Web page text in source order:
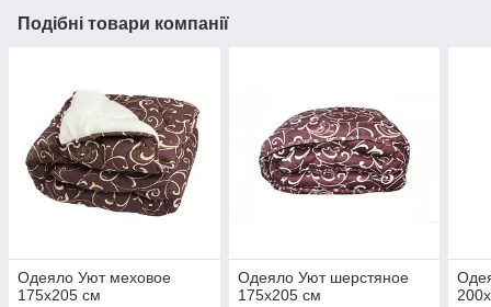
Подібні товари компанії
Одеяло Уют меховое
175х205 см
Одеяло Уют шерстяное
175х205 см